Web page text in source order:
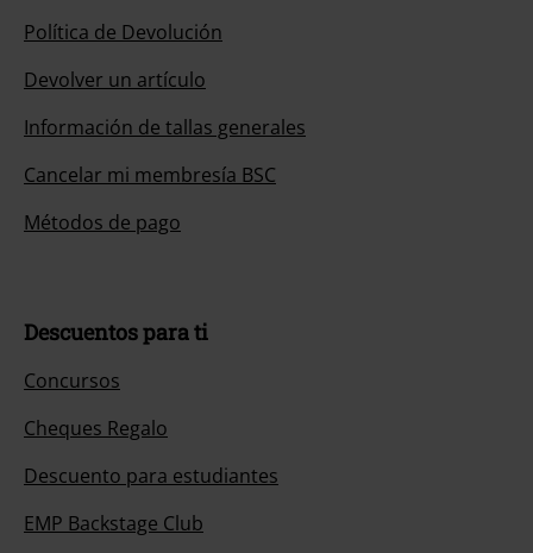
Política de Devolución
Devolver un artículo
Información de tallas generales
Cancelar mi membresía BSC
Métodos de pago
Descuentos para ti
Concursos
Cheques Regalo
Descuento para estudiantes
EMP Backstage Club